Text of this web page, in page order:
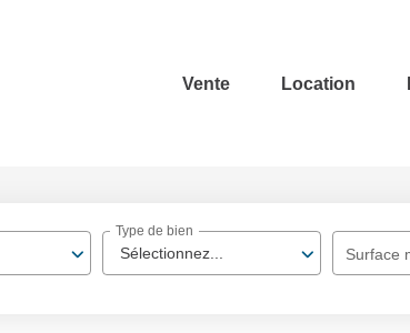
Vente Location
Sélectionnez...
Type de bien
Surface